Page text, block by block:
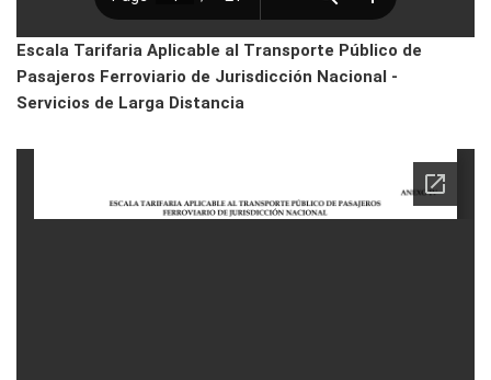
Escala Tarifaria Aplicable al Transporte Público de
Pasajeros Ferroviario de Jurisdicción Nacional -
Servicios de Larga Distancia